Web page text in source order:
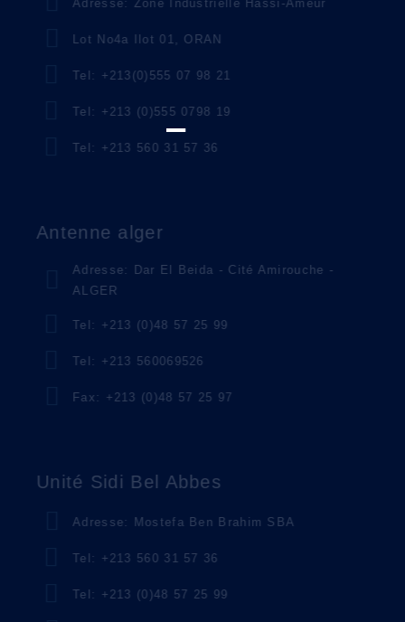
Adresse: Zone Industrielle Hassi-Ameur
Lot No4a Ilot 01, ORAN
Tel: +213(0)555 07 98 21
Tel: +213 (0)555 0798 19
Tel: +213 560 31 57 36
Antenne alger
Adresse: Dar El Beida - Cité Amirouche -
ALGER
Tel: +213 (0)48 57 25 99
Tel: +213 560069526
Fax: +213 (0)48 57 25 97
Unité Sidi Bel Abbes
Adresse: Mostefa Ben Brahim SBA
Tel: +213 560 31 57 36
Tel: +213 (0)48 57 25 99